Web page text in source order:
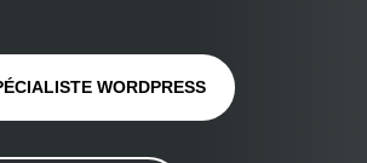
WORDPRESS